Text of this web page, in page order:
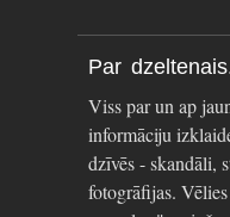
Par
Viss par un ap
informāciju
dzīvēs - skandāli,
fotogrāfijas.